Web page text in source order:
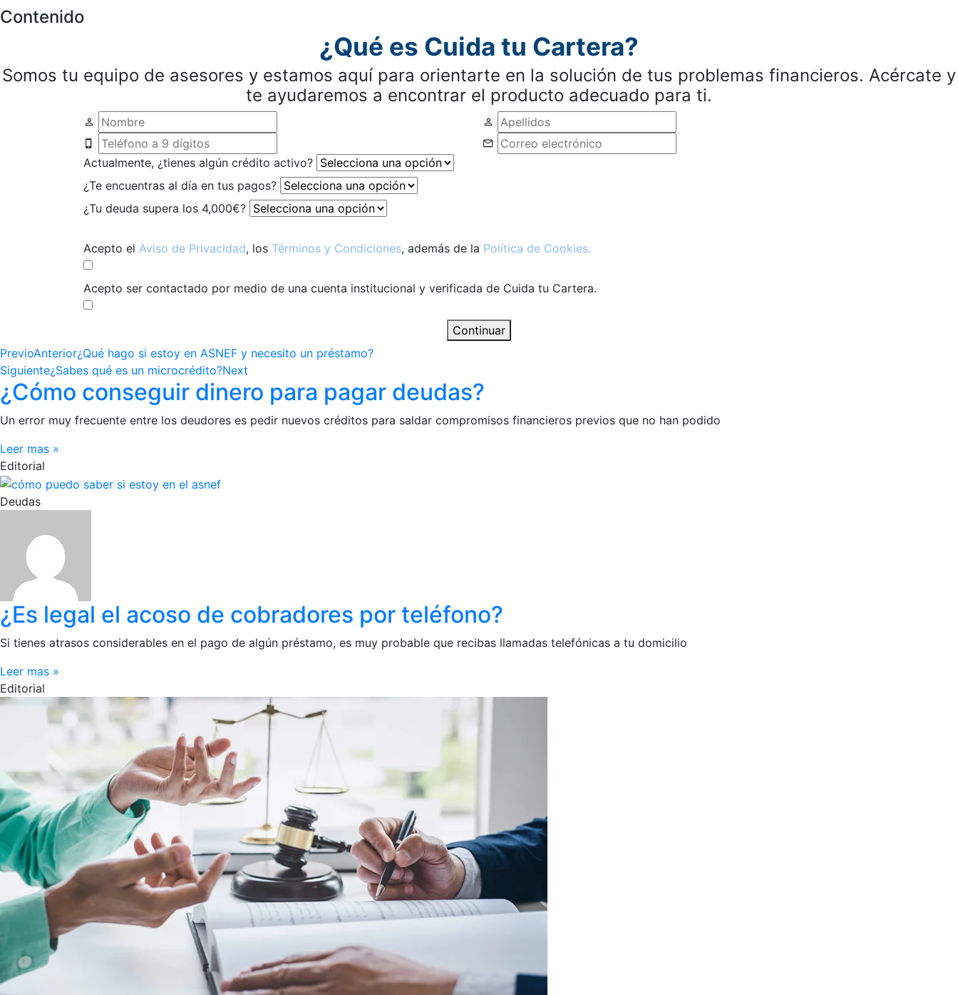
Contenido
¿Qué es Cuida tu Cartera?
Somos tu equipo de asesores y estamos aquí para orientarte en la solución de tus problemas financieros. Acércate y
te ayudaremos a encontrar el producto adecuado para ti.
Actualmente, ¿tienes algún crédito activo?
¿Te encuentras al día en tus pagos?
¿Tu deuda supera los 4,000€?
Acepto el Aviso de Privacidad, los Términos y Condiciones, además de la Política de Cookies.
Acepto ser contactado por medio de una cuenta institucional y verificada de Cuida tu Cartera.
Continuar
PrevioAnterior¿Qué hago si estoy en ASNEF y necesito un préstamo?
Siguiente¿Sabes qué es un microcrédito?Next
¿Cómo conseguir dinero para pagar deudas?
Un error muy frecuente entre los deudores es pedir nuevos créditos para saldar compromisos financieros previos que no han podido
Leer mas »
Editorial
Deudas
¿Es legal el acoso de cobradores por teléfono?
Si tienes atrasos considerables en el pago de algún préstamo, es muy probable que recibas llamadas telefónicas a tu domicilio
Leer mas »
Editorial